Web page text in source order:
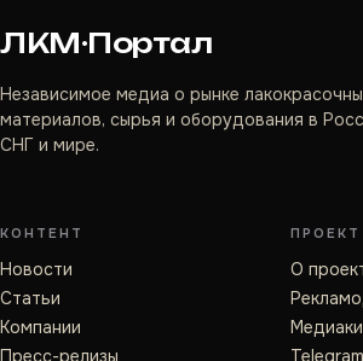
ЛКМ·Портал
Независимое медиа о рынке
материалов, сырья и оборудования в
СНГ и мире.
КОНТЕНТ
Новости
Статьи
Компании
Пресс-релизы
ПРОЕКТ
О